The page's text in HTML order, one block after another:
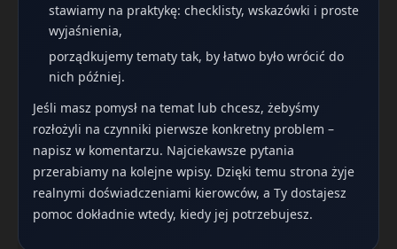
stawiamy na praktykę: checklisty, wskazówki i proste
wyjaśnienia,
porządkujemy tematy tak, by łatwo było wrócić do
nich później.
Jeśli masz pomysł na temat lub chcesz, żebyśmy
rozłożyli na czynniki pierwsze konkretny problem –
napisz w komentarzu. Najciekawsze pytania
przerabiamy na kolejne wpisy. Dzięki temu strona żyje
realnymi doświadczeniami kierowców, a Ty dostajesz
pomoc dokładnie wtedy, kiedy jej potrzebujesz.